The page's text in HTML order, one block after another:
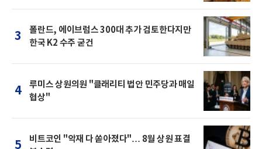
3
폴란드, 에이브럼스 300대 추가 검토한다지만
한국 K2 수주 굳건
4
루미스 상원의원 "클래리티 법안 민주당과 매일
협상"
5
비트코인 "악재 다 쏟아졌다"… 8월 상원 표결